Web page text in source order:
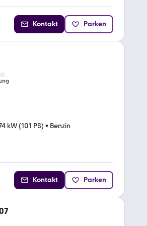
Kontakt Parken
kW (101 PS) • Benzin
Kontakt Parken